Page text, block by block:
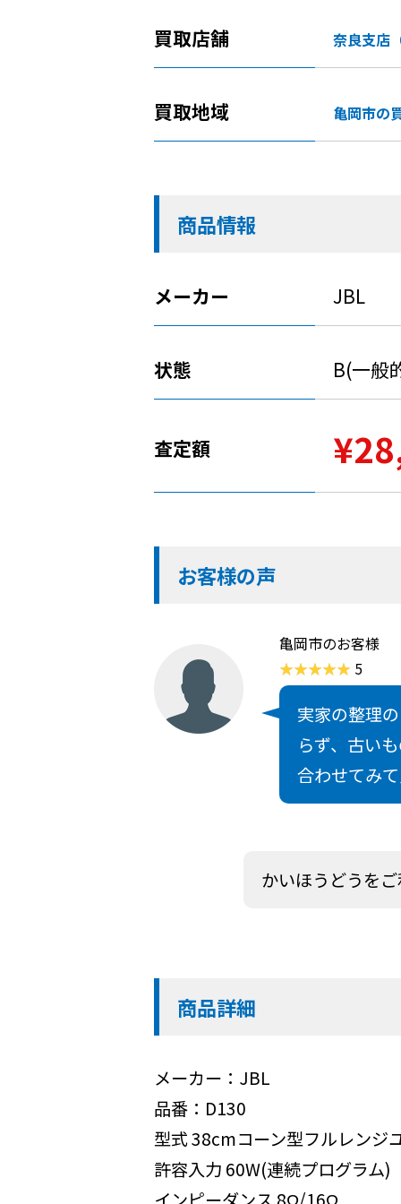
買取店舗 奈良支店
買取地域 亀岡市の
商品情報
メーカー JBL
状態 B(一般
査定額
お客様の声
亀岡市のお客様
5
実家の整理
らず、古い
合わせてみ
かいほうどうを
商品詳細
メーカー：JBL
品番：D130
型式 38cmコーン型フルレンジ
許容入力 60W(連続プログラム)